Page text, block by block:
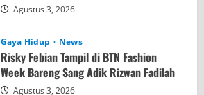
Agustus 3, 2026
Gaya Hidup News
Risky Febian Tampil di BTN Fashion
Week Bareng Sang Adik Rizwan Fadilah
Agustus 3, 2026